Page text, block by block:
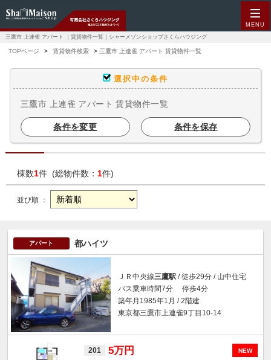
MENU
三鷹市 上連雀 アパート ｜賃貸物件一覧｜シャーメゾンショップさくらハウジング
TOPページ 賃貸物件検索 三鷹市 上連雀 アパート 賃貸物件一覧
選択中の条件
三鷹市 上連雀 アパート 賃貸物件一覧
条件を変更 条件を保存
棟数1件 (総物件数： 1件)
並び順 ：
アパート 都ハイツ
ＪＲ中央線三鷹駅 / 徒歩29分 / 山中住宅
バス乗車時間7分 停歩4分
築年月1985年1月 / 2階建
東京都三鷹市上連雀9丁目10-14
NEW
201 5万円